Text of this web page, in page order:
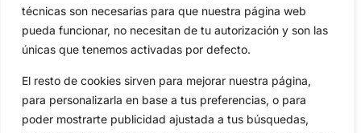
técnicas son necesarias para que nuestra página web
pueda funcionar, no necesitan de tu autorización y son las
únicas que tenemos activadas por defecto.
El resto de cookies sirven para mejorar nuestra página,
para personalizarla en base a tus preferencias, o para
poder mostrarte publicidad ajustada a tus búsquedas,
Publicidad
Newsletters
Copyright © 2025 OpenGolf | Diseño por TecnoQuatre